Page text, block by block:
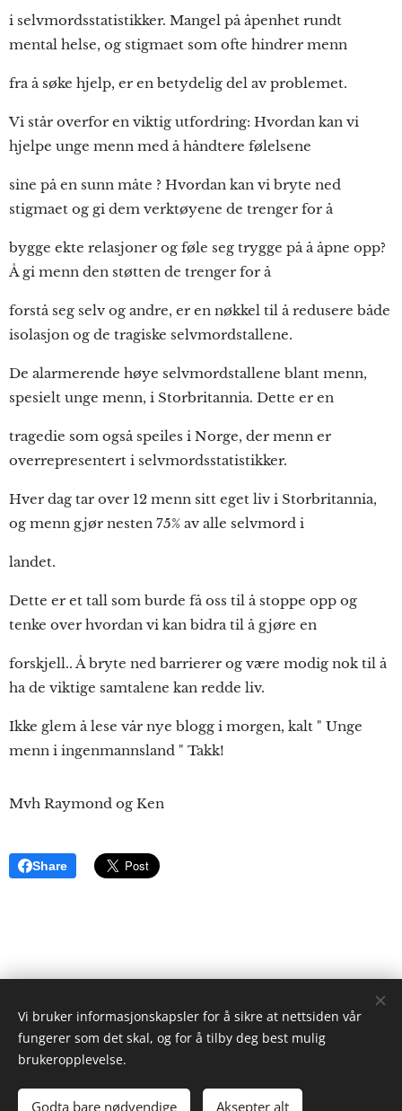
i selvmordsstatistikker. Mangel på åpenhet rundt
mental helse, og stigmaet som ofte hindrer menn
fra å søke hjelp, er en betydelig del av problemet.
Vi står overfor en viktig utfordring: Hvordan kan vi
hjelpe unge menn med å håndtere følelsene
sine på en sunn måte ? Hvordan kan vi bryte ned
stigmaet og gi dem verktøyene de trenger for å
bygge ekte relasjoner og føle seg trygge på å åpne opp?
Å gi menn den støtten de trenger for å
forstå seg selv og andre, er en nøkkel til å redusere både
isolasjon og de tragiske selvmordstallene.
De alarmerende høye selvmordstallene blant menn,
spesielt unge menn, i Storbritannia. Dette er en
tragedie som også speiles i Norge, der menn er
overrepresentert i selvmordsstatistikker.
Hver dag tar over 12 menn sitt eget liv i Storbritannia,
og menn gjør nesten 75% av alle selvmord i
landet.
Dette er et tall som burde få oss til å stoppe opp og
tenke over hvordan vi kan bidra til å gjøre en
forskjell.. Å bryte ned barrierer og være modig nok til å
ha de viktige samtalene kan redde liv.
Ikke glem å lese vår nye blogg i morgen, kalt " Unge
menn i ingenmannsland " Takk!
Mvh Raymond og Ken
Share
ristgruppen.com
2024
Ken Ayres Cookies
Vi bruker informasjonskapsler for å sikre at nettsiden vår
fungerer som det skal, og for å tilby deg best mulig
brukeropplevelse.
Godta bare nødvendige Aksepter alt